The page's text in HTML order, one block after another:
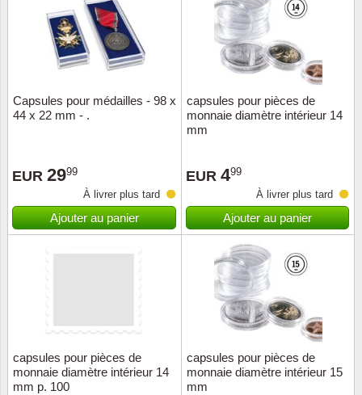
Capsules pour médailles - 98 x
44 x 22 mm - .
EUR 2999
À livrer plus tard
Ajouter au panier
capsules pour pièces de
monnaie diamètre intérieur 14
mm
EUR 499
À livrer plus tard
Ajouter au panier
capsules pour pièces de
monnaie diamètre intérieur 14
mm p. 100
capsules pour pièces de
monnaie diamètre intérieur 15
mm
ONU
Saint-
Sport